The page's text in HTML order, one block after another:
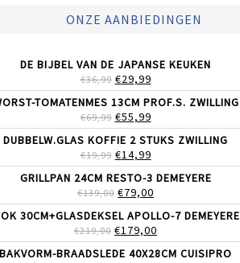
ONZE AANBIEDINGEN
DE BIJBEL VAN DE JAPANSE KEUKEN
€36,99 OORSPRONKELIJKE
PRIJS
WAS:
€36,99.
€29,99HUIDIGE
PRIJS
IS:
€29,99.
TOMATENMES 13CM PROF.S. ZWILLING
€69,99 OORSPRONKELIJKE
PRIJS
WAS:
€69,99.
€55,99HUIDIGE
PRIJS
IS:
€55,99.
DUBBELW.GLAS KOFFIE 2 STUKS ZWILLING
€19,99 OORSPRONKELIJKE
PRIJS
WAS:
€19,99.
€14,99HUIDIGE
PRIJS
IS:
€14,99.
GRILLPAN 24CM RESTO-3 DEMEYERE
€139,00 OORSPRONKELIJKE
PRIJS
WAS:
€139,00.
€79,00
PRIJS
IS:
€79,00.
30CM+GLASDEKSEL APOLLO-7 DEMEYERE
€219,00 OORSPRONKELIJKE
PRIJS
WAS:
€179,00
PRIJS
IS:
BAKVORM-BRAADSLEDE 40X28CM CUISIPRO